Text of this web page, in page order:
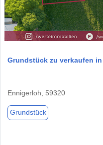
Grundstück zu verkaufen in
Ennigerloh, 59320
Grundstück